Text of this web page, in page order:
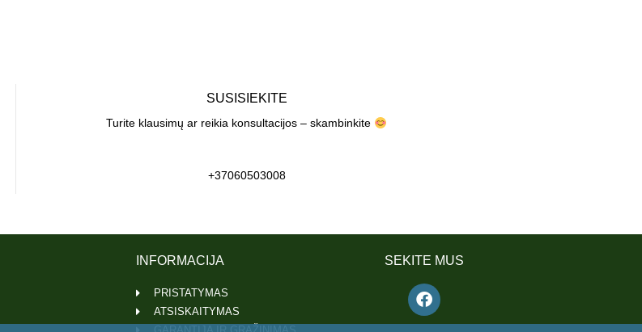
SUSISIEKITE
Turite klausimų ar reikia konsultacijos – skambinkite
+37060503008
INFORMACIJA
PRISTATYMAS
ATSISKAITYMAS
SEKITE MUS